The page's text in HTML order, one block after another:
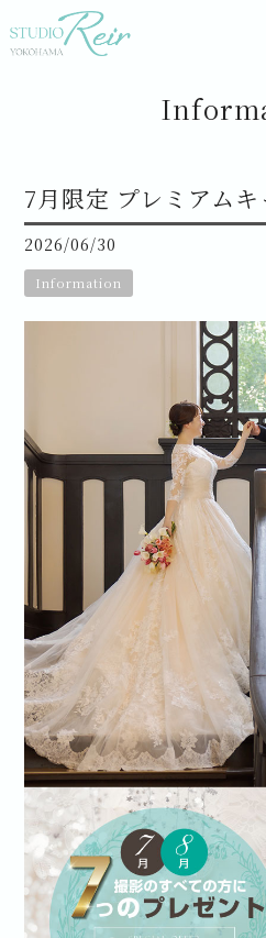
7月限定 プレミアム
2026/06/30
Information